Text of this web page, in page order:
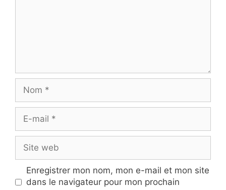
mail
web
Enregistrer mon nom, mon e-mail et mon site
dans le navigateur pour mon prochain